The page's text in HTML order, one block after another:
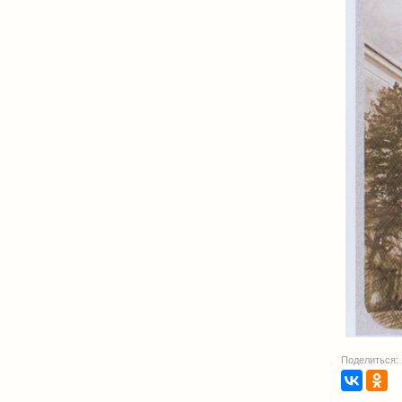
Поделиться: